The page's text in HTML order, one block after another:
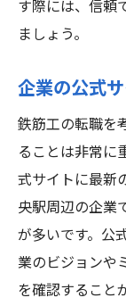
す際には、信頼
ましょう。
企業の公式
鉄筋工の転職を
ることは非常に
式サイトに最新
央駅周辺の企業
が多いです。公
業のビジョンや
を確認すること